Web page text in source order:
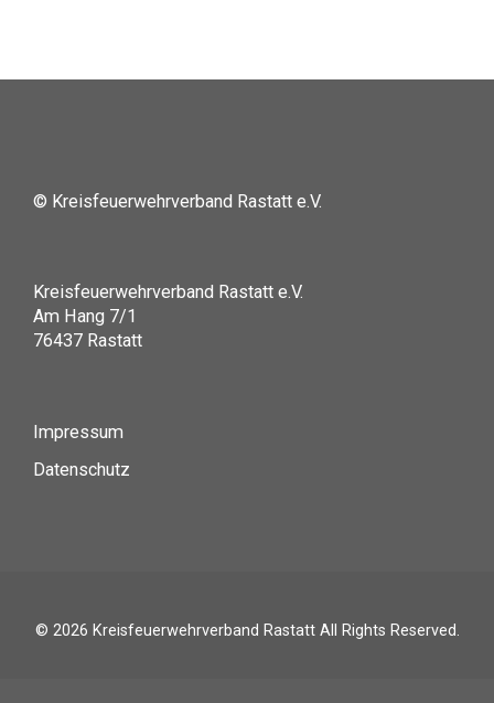
© Kreisfeuerwehrverband Rastatt e.V.
Kreisfeuerwehrverband Rastatt e.V.
Am Hang 7/1
76437 Rastatt
Impressum
Datenschutz
© 2026 Kreisfeuerwehrverband RastattAll Rights Reserved.